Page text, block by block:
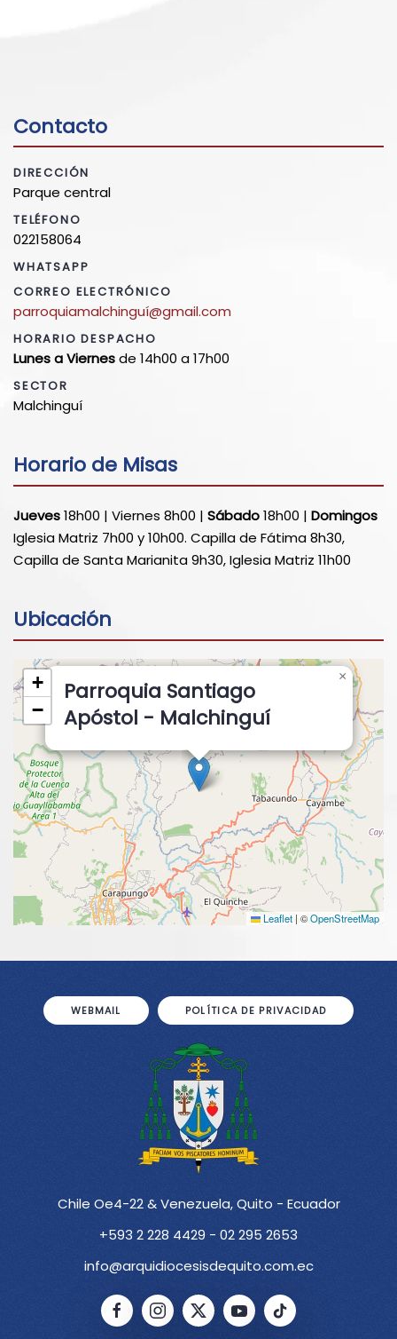
Contacto
DIRECCIÓN
Parque central
TELÉFONO
022158064
WHATSAPP
CORREO ELECTRÓNICO
parroquiamalchinguí@gmail.com
HORARIO DESPACHO
Lunes a Viernesde 14h00 a 17h00
SECTOR
Malchinguí
Horario de Misas
Jueves18h00 | Viernes 8h00 | Sábado18h00 | Domingos
Iglesia Matriz 7h00 y 10h00. Capilla de Fátima 8h30,
Capilla de Santa Marianita 9h30, Iglesia Matriz 11h00
Ubicación
Parroquia Santiago
Apóstol - Malchinguí
×
+
−
Leaflet | ©OpenStreetMap
WEBMAIL POLÍTICA DE PRIVACIDAD
Chile Oe4-22 & Venezuela, Quito - Ecuador
+593 2 228 4429 - 02 295 2653
info@arquidiocesisdequito.com.ec